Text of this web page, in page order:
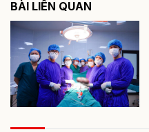
BÀI LIÊN QUAN